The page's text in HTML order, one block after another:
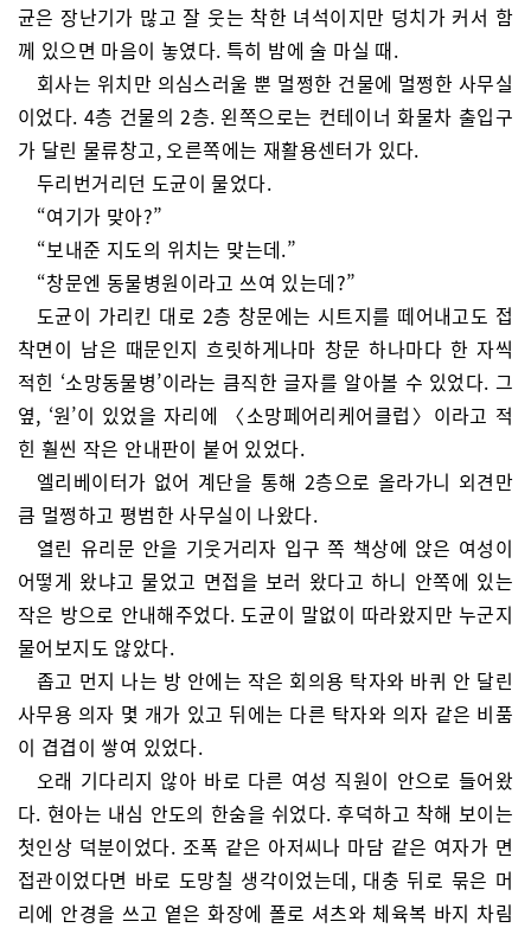
균은 장난기가 많고 잘 웃는 착한 녀석이지만 덩치가 커서 함
께 있으면 마음이 놓였다. 특히 밤에 술 마실 때.
회사는 위치만 의심스러울 뿐 멀쩡한 건물에 멀쩡한 사무실
이었다. 4층 건물의 2층. 왼쪽으로는 컨테이너 화물차 출입구
가 달린 물류창고, 오른쪽에는 재활용센터가 있다.
두리번거리던 도균이 물었다.
“여기가 맞아?”
“보내준 지도의 위치는 맞는데.”
“창문엔 동물병원이라고 쓰여 있는데?”
도균이 가리킨 대로 2층 창문에는 시트지를 떼어내고도 접
착면이 남은 때문인지 흐릿하게나마 창문 하나마다 한 자씩
적힌 ‘소망동물병’이라는 큼직한 글자를 알아볼 수 있었다. 그
옆, ‘원’이 있었을 자리에 〈소망페어리케어클럽〉이라고 적
힌 훨씬 작은 안내판이 붙어 있었다.
엘리베이터가 없어 계단을 통해 2층으로 올라가니 외견만
큼 멀쩡하고 평범한 사무실이 나왔다.
열린 유리문 안을 기웃거리자 입구 쪽 책상에 앉은 여성이
어떻게 왔냐고 물었고 면접을 보러 왔다고 하니 안쪽에 있는
작은 방으로 안내해주었다. 도균이 말없이 따라왔지만 누군지
물어보지도 않았다.
좁고 먼지 나는 방 안에는 작은 회의용 탁자와 바퀴 안 달린
사무용 의자 몇 개가 있고 뒤에는 다른 탁자와 의자 같은 비품
이 겹겹이 쌓여 있었다.
오래 기다리지 않아 바로 다른 여성 직원이 안으로 들어왔
다. 현아는 내심 안도의 한숨을 쉬었다. 후덕하고 착해 보이는
첫인상 덕분이었다. 조폭 같은 아저씨나 마담 같은 여자가 면
접관이었다면 바로 도망칠 생각이었는데, 대충 뒤로 묶은 머
리에 안경을 쓰고 옅은 화장에 폴로 셔츠와 체육복 바지 차림